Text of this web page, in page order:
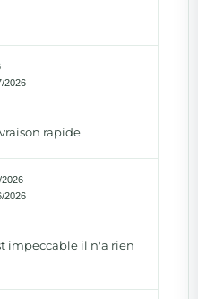
2026
rapide
2026
2026
impeccable il n'a rien